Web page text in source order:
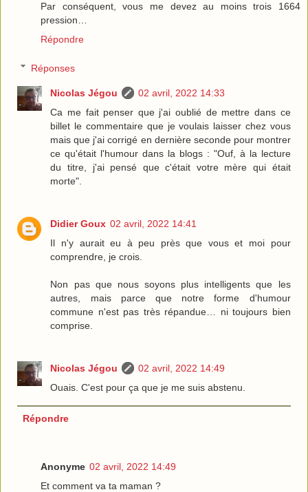
Par conséquent, vous me devez au moins trois 1664
pression…
Répondre
Réponses
Nicolas Jégou
02 avril, 2022 14:33
Ca me fait penser que j'ai oublié de mettre dans ce
billet le commentaire que je voulais laisser chez vous
mais que j'ai corrigé en dernière seconde pour montrer
ce qu'était l'humour dans la blogs : "Ouf, à la lecture
du titre, j'ai pensé que c'était votre mère qui était
morte".
Didier Goux 02 avril, 2022 14:41
Il n'y aurait eu à peu près que vous et moi pour
comprendre, je crois.
Non pas que nous soyons plus intelligents que les
autres, mais parce que notre forme d'humour
commune n'est pas très répandue… ni toujours bien
comprise.
Nicolas Jégou
02 avril, 2022 14:49
Ouais. C'est pour ça que je me suis abstenu.
Répondre
Anonyme 02 avril, 2022 14:49
Et comment va ta maman ?